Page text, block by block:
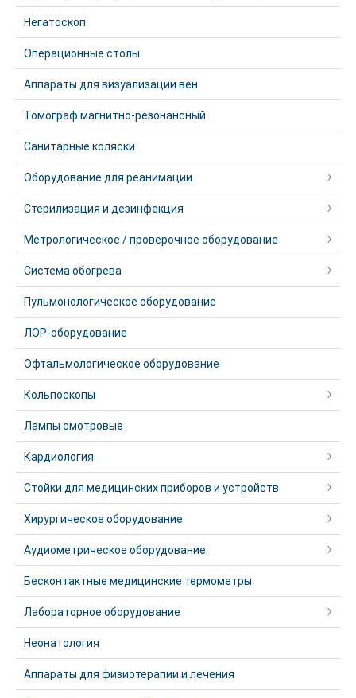
Негатоскоп
Операционные столы
Аппараты для визуализации вен
Томограф магнитно-резонансный
Санитарные коляски
Оборудование для реанимации
Стерилизация и дезинфекция
Метрологическое / проверочное оборудование
Система обогрева
Пульмонологическое оборудование
ЛОР-оборудование
Офтальмологическое оборудование
Кольпоскопы
Лампы смотровые
Кардиология
Стойки для медицинских приборов и устройств
Хирургическое оборудование
Аудиометрическое оборудование
Бесконтактные медицинские термометры
Лабораторное оборудование
Неонатология
Аппараты для физиотерапии и лечения